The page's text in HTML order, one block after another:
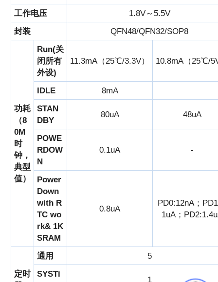
工作电压 1.8V～5.5V
封装 QFN48/QFN32/SOP8
功耗
（8
0M
时
钟，
典型
值）
Run(关
闭所有
外设)
11.3mA（25℃/3.3V） 10.8mA（25℃/
IDLE 8mA
STAN
DBY
80uA 48uA
POWE
RDOW
N
0.1uA -
Power
Down
with R
TC wo
rk& 1K
SRAM
0.8uA
PD0:12nA；
1uA；
定时
通用 5
SYSTi
1